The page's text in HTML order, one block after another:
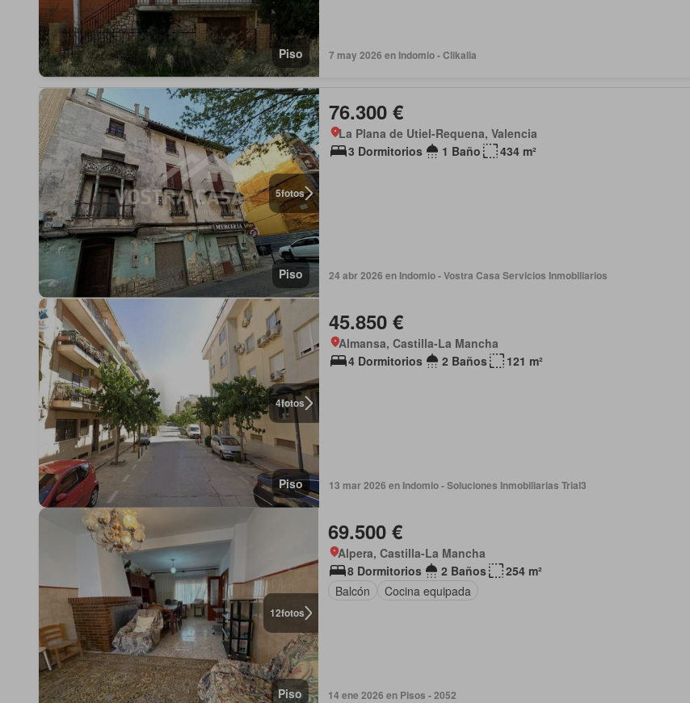
Piso 7 may 2026 en Indomio - Clikalia
5fotos
Piso
76.300 €
La Plana de Utiel-Requena, Valencia
3 Dormitorios
1 Baño 434 m²
24 abr 2026 en Indomio - Vostra Casa Servicios Inmobiliarios
4fotos
Piso
45.850 €
Almansa, Castilla-La Mancha
4 Dormitorios
2 Baños 121 m²
13 mar 2026 en Indomio - Soluciones Inmobiliarias Trial3
12fotos
Piso
69.500 €
Alpera, Castilla-La Mancha
8 Dormitorios
2 Baños
254 m²
Balcón
Cocina equipada
14 ene 2026 en Pisos - 2052